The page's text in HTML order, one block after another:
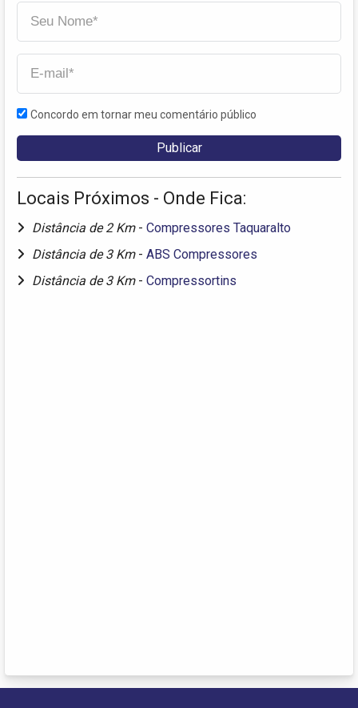
Concordo em tornar meu comentário público
Locais Próximos - Onde Fica:
Distância de 2 Km - Compressores Taquaralto
Distância de 3 Km - ABS Compressores
Distância de 3 Km - Compressortins